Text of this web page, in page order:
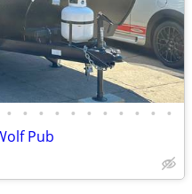
• • • • • • • • • • •
Pub